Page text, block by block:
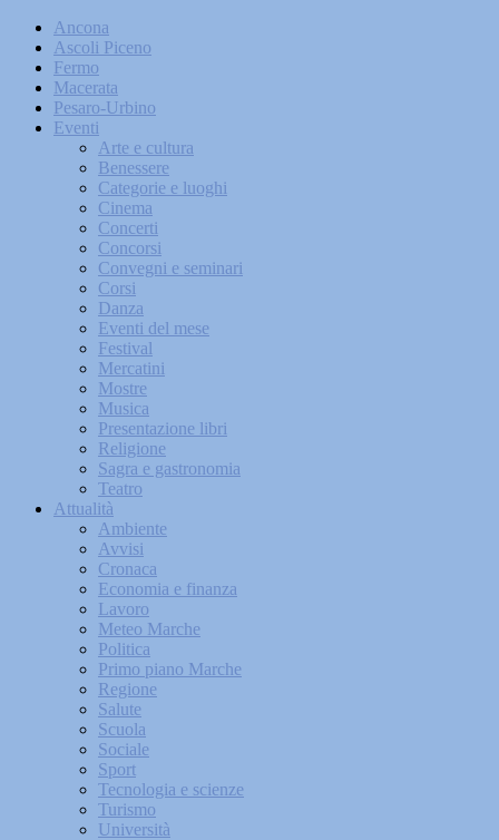
Ancona
Ascoli Piceno
Fermo
Macerata
Pesaro-Urbino
Eventi
Arte e cultura
Benessere
Categorie e luoghi
Cinema
Concerti
Concorsi
Convegni e seminari
Corsi
Danza
Eventi del mese
Festival
Mercatini
Mostre
Musica
Presentazione libri
Religione
Sagra e gastronomia
Teatro
Attualità
Ambiente
Avvisi
Cronaca
Economia e finanza
Lavoro
Meteo Marche
Politica
Primo piano Marche
Regione
Salute
Scuola
Sociale
Sport
Tecnologia e scienze
Turismo
Università